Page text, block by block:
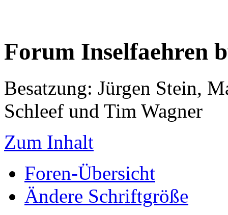
Forum Inselfaehren
Besatzung: Jürgen Stein,
Schleef und Tim Wagner
Zum Inhalt
Foren-Übersicht
Ändere Schriftgröße